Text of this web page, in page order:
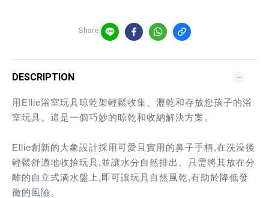
Share
DESCRIPTION
用Ellie浴室玩具晾乾架輕鬆收集、瀝乾和存放您孩子的浴
室玩具。這是一個巧妙的晾乾和收納解決方案。
Ellie創新的大象設計採用可愛且實用的鼻子手柄,在洗澡後
輕鬆舒適地收拾玩具,並讓水分自然排出。只需將其放在分
離的自立式滴水盤上,即可讓玩具自然風乾,有助於降低發
黴的風險。